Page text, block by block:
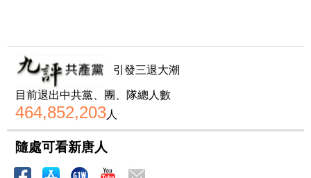
引發三退大潮
目前退出中共黨、團、隊總人數
464,852,203人
隨處可看新唐人